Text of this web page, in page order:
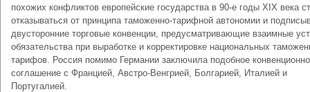
похожих конфликтов европейские государства в 90-е годы XIX века
отказываться от принципа таможенно-тарифной автономии и
двусторонние торговые конвенции, предусматривающие взаимные
обязательства при выработке и корректировке национальных
тарифов. Россия помимо Германии заключила подобное
соглашение с Францией, Австро-Венгрией, Болгарией, Италией и
Португалией.